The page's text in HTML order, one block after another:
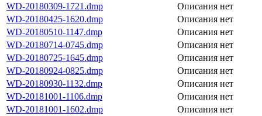
WD-20180309-1721.dmp
Описания нет
WD-20180425-1620.dmp
Описания нет
WD-20180510-1147.dmp
Описания нет
WD-20180714-0745.dmp
Описания нет
WD-20180725-1645.dmp
Описания нет
WD-20180924-0825.dmp
Описания нет
WD-20180930-1132.dmp
Описания нет
WD-20181001-1106.dmp
Описания нет
WD-20181001-1602.dmp
Описания нет